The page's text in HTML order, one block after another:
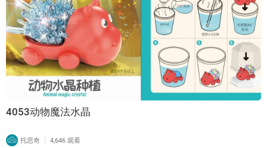
4053动物魔法水晶
托思奇 | 4,646 观看